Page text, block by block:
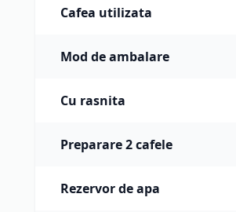
Cafea utilizata
Mod de ambalare
Cu rasnita
Preparare 2 cafele
Rezervor de apa